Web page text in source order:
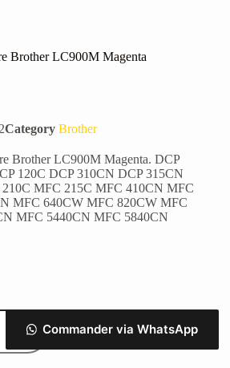
Brother LC900M Magenta
Category Brother
Brother LC900M Magenta. DCP
120C DCP 310CN DCP 315CN
MFC 215C MFC 410CN MFC
MFC 640CW MFC 820CW MFC
MFC 5440CN MFC 5840CN
Commander via WhatsApp